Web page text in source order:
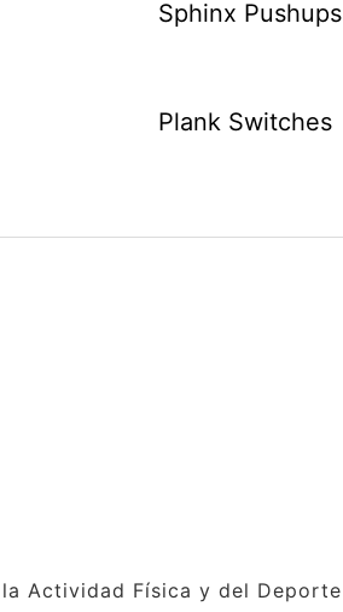
Sphinx Pushups
Plank Switches
Actividad Física y del Deporte